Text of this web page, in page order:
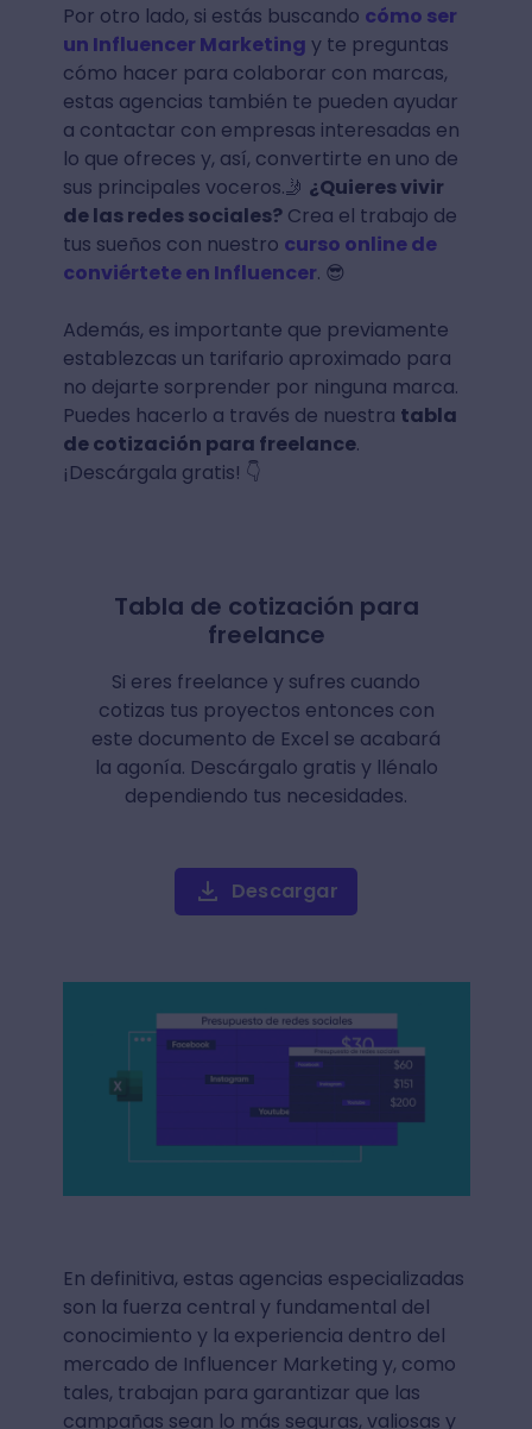
Por otro lado, si estás buscando cómo ser
un Influencer Marketing y te preguntas
cómo hacer para colaborar con marcas,
estas agencias también te pueden ayudar
a contactar con empresas interesadas en
lo que ofreces y, así, convertirte en uno de
sus principales voceros.🤳 ¿Quieres vivir
de las redes sociales?Crea el trabajo de
tus sueños con nuestro curso online de
conviértete en Influencer. 😎
Además, es importante que previamente
establezcas un tarifario aproximado para
no dejarte sorprender por ninguna marca.
Puedes hacerlo a través de nuestra tabla
de cotización para freelance.
¡Descárgala gratis! 👇
Tabla de cotización para
freelance
Si eres freelance y sufres cuando
cotizas tus proyectos entonces con
este documento de Excel se acabará
la agonía. Descárgalo gratis y llénalo
dependiendo tus necesidades.
Descargar
En definitiva, estas agencias especializadas
son la fuerza central y fundamental del
conocimiento y la experiencia dentro del
mercado de Influencer Marketing y, como
tales, trabajan para garantizar que las
campañas sean lo más seguras, valiosas y